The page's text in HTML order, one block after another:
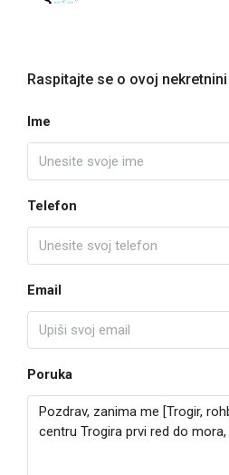
Raspitajte se o ovoj nekretnini
Ime
Telefon
Email
Poruka